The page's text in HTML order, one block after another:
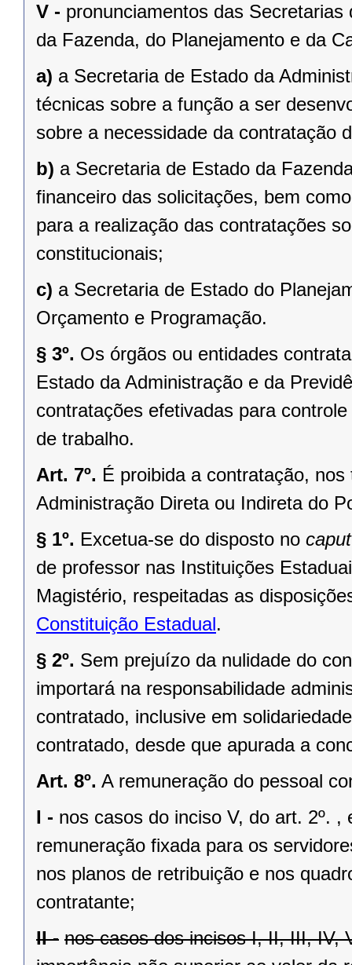
V - pronunciamentos das
da Fazenda, do Planejamento e da
a) a Secretaria de Estado da
técnicas sobre a função a ser
sobre a necessidade da contratação
b) a Secretaria de Estado da
financeiro das solicitações, bem
para a realização das contratações
constitucionais;
c) a Secretaria de Estado do
Orçamento e Programação.
§ 3º. Os órgãos ou entidades
Estado da Administração e da
contratações efetivadas para
de trabalho.
Art. 7º. É proibida a contratação,
Administração Direta ou Indireta do
§ 1º. Excetua-se do disposto no caput
de professor nas Instituições
Magistério, respeitadas as
Constituição Estadual.
§ 2º. Sem prejuízo da nulidade do
importará na responsabilidade
contratado, inclusive em
contratado, desde que apurada a
Art. 8º. A remuneração do pessoal
I - nos casos do inciso V, do art. 2º.
remuneração fixada para os
nos planos de retribuição e nos
contratante;
II - nos casos dos incisos I, II, III, IV,